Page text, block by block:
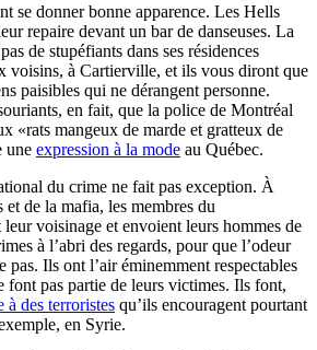
se donner bonne apparence. Les Hells
repaire devant un bar de danseuses. La
de stupéfiants dans ses résidences
voisins, à Cartierville, et ils vous diront que
paisibles qui ne dérangent personne.
en fait, que la police de Montréal
«rats mangeux de marde et gratteux de
une expression à la mode au Québec.
du crime ne fait pas exception. À
de la mafia, les membres du
voisinage et envoient leurs hommes de
à l’abri des regards, pour que l’odeur
pas. Ils ont l’air éminemment respectables
font pas partie de leurs victimes. Ils font,
à des terroristes qu’ils encouragent pourtant
en Syrie.